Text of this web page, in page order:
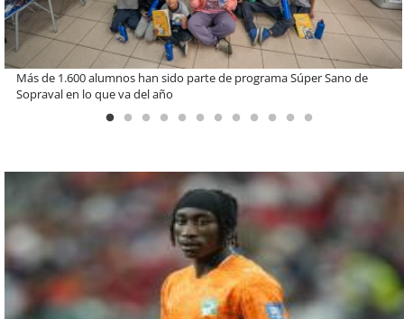
Miguel Palacios asume la presidencia de Magallanes Puerto
Sostenible con foco en la vinculación ciudadana